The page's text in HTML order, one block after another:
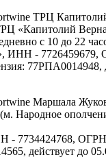
ТРЦ
«Капитолий
с 10 до 22
- 7726459679,
77РПА0014948,
Маршала
Народное
7734424768, ОГРН
действует до